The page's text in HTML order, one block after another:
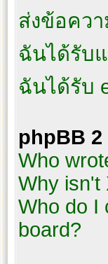
ส่งข้อคว
ฉันได้รับ
ฉันได้รับ
phpBB 2
Who
Why isn't
Who do I
board?